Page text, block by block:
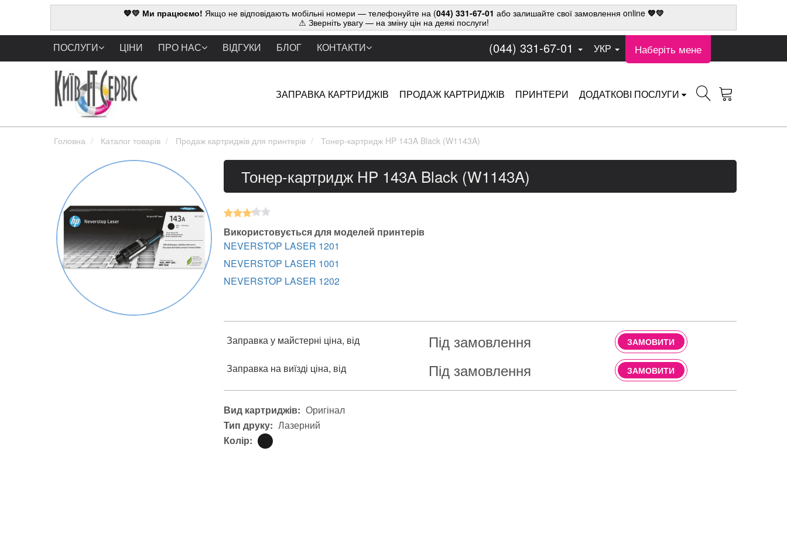
💙💛 Ми працюємо! Якщо не відповідають мобільні номери — телефонуйте на (044) 331-67-01 або залишайте свої замовлення online💙💛
⚠ Зверніть увагу — на зміну цін на деякі послуги!
ПОСЛУГИ ЦІНИ ПРО НАС ВІДГУКИ БЛОГ КОНТАКТИ (044) 331-67-01 УКР Наберіть мене
ЗАПРАВКА КАРТРИДЖІВ ПРОДАЖ КАРТРИДЖІВ ПРИНТЕРИ ДОДАТКОВІ ПОСЛУГИ
Головна Каталог товарів Продаж картриджів для принтерів Тонер-картридж HP 143A Black (W1143A)
Тонер-картридж HP 143A Black (W1143A)
Використовується для моделей принтерів
NEVERSTOP LASER 1201
NEVERSTOP LASER 1001
NEVERSTOP LASER 1202
Заправка у майстерні ціна, від Під замовлення ЗАМОВИТИ
Заправка на виїзді ціна, від Під замовлення ЗАМОВИТИ
Вид картриджів: Оригінал
Тип друку: Лазерний
Колір: